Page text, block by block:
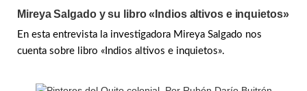
Mireya Salgado y su libro «Indios altivos e inquietos»
En esta entrevista la investigadora Mireya Salgado nos
cuenta sobre libro «Indios altivos e inquietos».